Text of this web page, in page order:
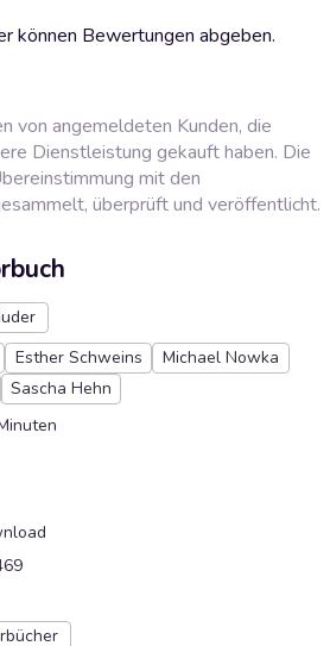
können Bewertungen abgeben.
von angemeldeten Kunden, die
Dienstleistung gekauft haben. Die
mit den
überprüft und veröffentlicht.
Esther Schweins
Michael Nowka
Sascha Hehn